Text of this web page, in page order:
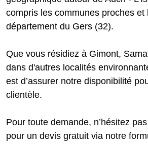
compris les communes proches et
département du Gers (32).
Que vous résidiez à Gimont,
dans d'autres localités
est d’assurer notre disponibilité
clientèle.
Pour toute demande, n’hésitez
pour un devis gratuit via notre